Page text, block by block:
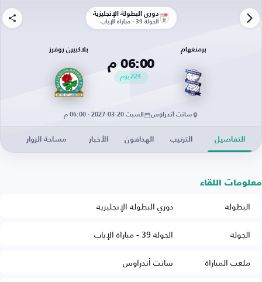
دوري البطولة الإنجليزية
الجولة 39 - مباراة الإياب
برمنغهام
06:00 م
224يوم
بلاكبيرن روفرز
سانت أندراوس السبت 20-03-2027 · 06:00 م
التفاصيل الترتيب الهدافون الأخبار مساحة الزوار
معلومات اللقاء
البطولة
دوري البطولة الإنجليزية
الجولة
الجولة 39 - مباراة الإياب
ملعب المباراة
سانت أندراوس